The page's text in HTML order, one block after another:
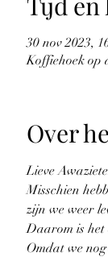
30 nov 2023,
Koffiehoek op
Over
Lieve
Misschien
zijn we weer
Daarom is het
Omdat we